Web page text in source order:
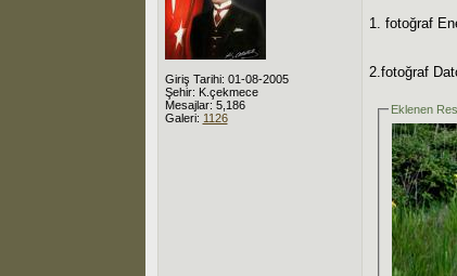
Giriş Tarihi: 01-08-2005
Şehir: K.çekmece
Mesajlar: 5,186
Galeri: 1126
1. fotoğraf
2.fotoğraf
Eklenen